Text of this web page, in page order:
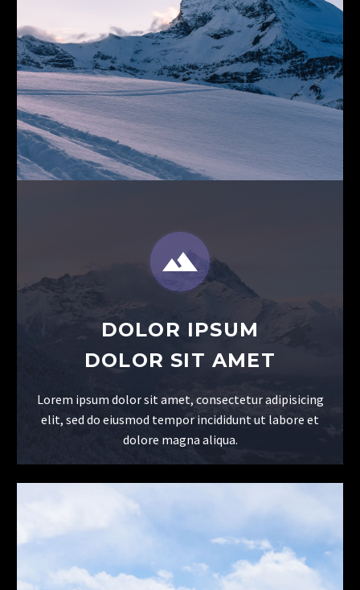


DOLOR IPSUM
DOLOR SIT AMET
Lorem ipsum dolor sit amet, consectetur adipisicing
elit, sed do eiusmod tempor incididunt ut labore et
dolore magna aliqua.